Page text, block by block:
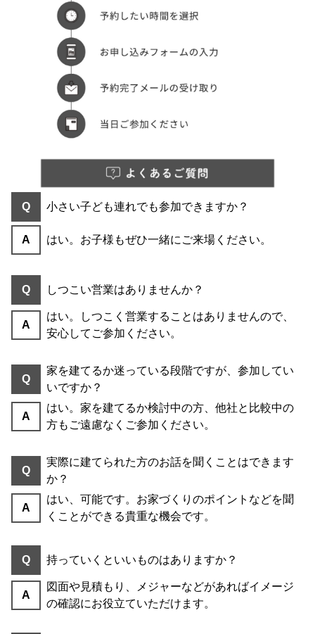
Q 小さい子ども連れでも参加できますか？
A はい。お子様もぜひ一緒にご来場ください。
Q しつこい営業はありませんか？
A
はい。しつこく営業することはありませんので、
安心してご参加ください。
Q
家を建てるか迷っている段階ですが、参加してい
いですか？
A
はい。家を建てるか検討中の方、他社と比較中の
方もご遠慮なくご参加ください。
Q
実際に建てられた方のお話を聞くことはできます
か？
A
はい、可能です。お家づくりのポイントなどを聞
くことができる貴重な機会です。
Q 持っていくといいものはありますか？
A
図面や見積もり、メジャーなどがあればイメージ
の確認にお役立ていただけます。